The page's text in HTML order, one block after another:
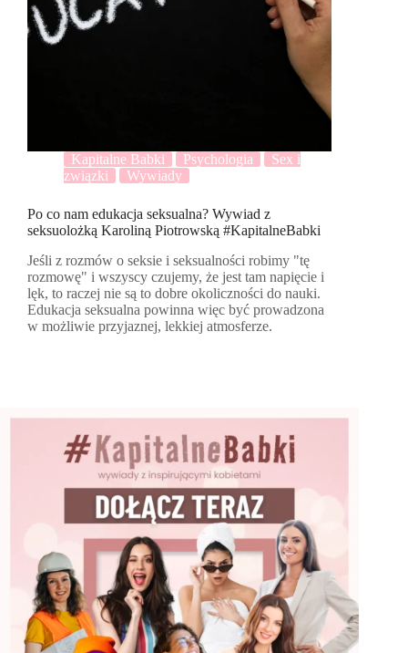
Kapitalne Babki Psychologia
Sex i
związki
Wywiady
Po co nam edukacja seksualna? Wywiad z
seksuolożką Karoliną Piotrowską #KapitalneBabki
Jeśli z rozmów o seksie i seksualności robimy "tę
rozmowę" i wszyscy czujemy, że jest tam napięcie i
lęk, to raczej nie są to dobre okoliczności do nauki.
Edukacja seksualna powinna więc być prowadzona
w możliwie przyjaznej, lekkiej atmosferze.